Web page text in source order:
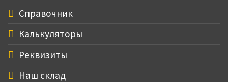
Справочник
Калькуляторы
Реквизиты
Наш склад